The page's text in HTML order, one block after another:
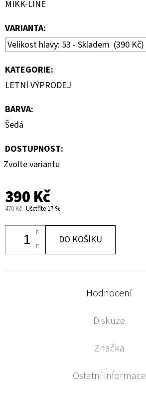
MIKK-LINE
VARIANTA:
KATEGORIE:
LETNÍ VÝPRODEJ
BARVA:
Šedá
DOSTUPNOST:
Zvolte variantu
390 Kč
470 Kč Ušetříte 17 %
DO KOŠÍKU
Hodnocení
Diskuze
Značka
Ostatní informace